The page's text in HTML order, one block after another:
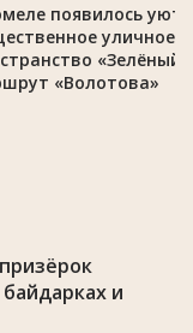
появилось
уличное
«Зелёный
«Волотова»
и